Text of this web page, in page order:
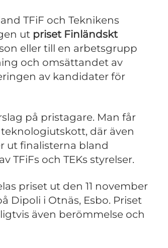
TFiF och Teknikens
ut priset Finländskt
eller till en arbetsgrupp
och omsättandet av
av kandidater för
på pristagare. Man får
teknologiutskott, där även
ut finalisterna bland
TFiFs och TEKs styrelser.
priset ut den 11 november
Dipoli i Otnäs, Esbo. Priset
även berömmelse och